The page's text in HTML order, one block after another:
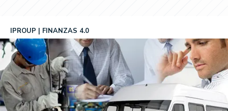
IPROUP FINANZAS 4.0